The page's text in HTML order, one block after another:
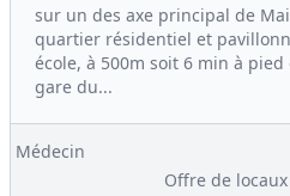
sur un des axe principal de
quartier résidentiel et
école, à 500m soit 6 min à pied
gare du...
Médecin
Offre de